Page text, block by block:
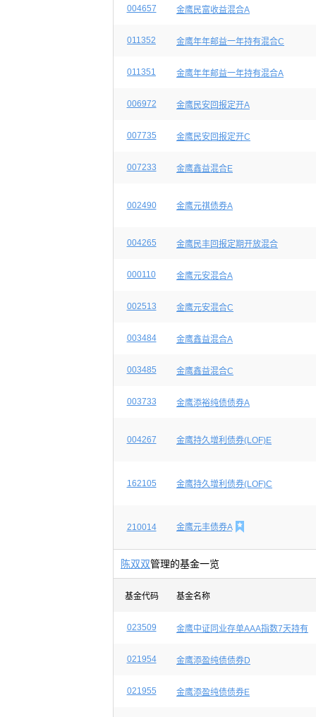
004657 金鹰民富收益混合A
011352 金鹰年年邮益一年持有混合C
011351 金鹰年年邮益一年持有混合A
006972 金鹰民安回报定开A
007735 金鹰民安回报定开C
007233 金鹰鑫益混合E
002490 金鹰元祺债券A
004265 金鹰民丰回报定期开放混合
000110 金鹰元安混合A
002513 金鹰元安混合C
003484 金鹰鑫益混合A
003485 金鹰鑫益混合C
003733 金鹰添裕纯债债券A
004267 金鹰持久增利债券(LOF)E
162105 金鹰持久增利债券(LOF)C
210014 金鹰元丰债券A 
陈双双管理的基金一览
基金代码 基金名称
023509 金鹰中证同业存单AAA指数7天持有
021954 金鹰添盈纯债债券D
021955 金鹰添盈纯债债券E